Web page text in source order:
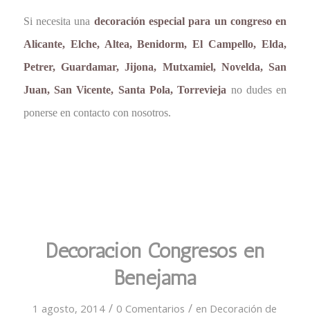
Si necesita una decoración especial para un congreso en
Alicante, Elche, Altea, Benidorm, El Campello, Elda,
Petrer, Guardamar, Jijona, Mutxamiel, Novelda, San
Juan, San Vicente, Santa Pola, Torrevieja no dudes en
ponerse en contacto con nosotros.
Decoración Congresos en
Benejama
1 agosto, 2014 / 0 Comentarios / en Decoración de